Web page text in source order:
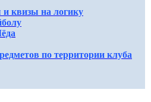
квизы на логику
ов по территории клуба